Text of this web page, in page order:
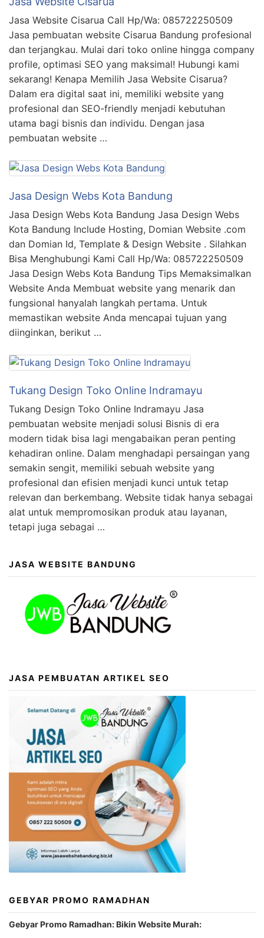
Jasa Website Cisarua Call Hp/Wa: 085722250509
Jasa pembuatan website Cisarua Bandung profesional
dan terjangkau. Mulai dari toko online hingga company
profile, optimasi SEO yang maksimal! Hubungi kami
sekarang! Kenapa Memilih Jasa Website Cisarua?
Dalam era digital saat ini, memiliki website yang
profesional dan SEO-friendly menjadi kebutuhan
utama bagi bisnis dan individu. Dengan jasa
pembuatan website …
Jasa Design Webs Kota Bandung
Jasa Design Webs Kota Bandung Jasa Design Webs
Kota Bandung Include Hosting, Domian Website .com
dan Domian Id, Template & Design Website . Silahkan
Bisa Menghubungi Kami Call Hp/Wa: 085722250509
Jasa Design Webs Kota Bandung Tips Memaksimalkan
Website Anda Membuat website yang menarik dan
fungsional hanyalah langkah pertama. Untuk
memastikan website Anda mencapai tujuan yang
diinginkan, berikut …
Tukang Design Toko Online Indramayu
Tukang Design Toko Online Indramayu Jasa
pembuatan website menjadi solusi Bisnis di era
modern tidak bisa lagi mengabaikan peran penting
kehadiran online. Dalam menghadapi persaingan yang
semakin sengit, memiliki sebuah website yang
profesional dan efisien menjadi kunci untuk tetap
relevan dan berkembang. Website tidak hanya sebagai
alat untuk mempromosikan produk atau layanan,
tetapi juga sebagai …
JASA WEBSITE BANDUNG
JASA PEMBUATAN ARTIKEL SEO
GEBYAR PROMO RAMADHAN
Gebyar Promo Ramadhan: Bikin Website Murah: